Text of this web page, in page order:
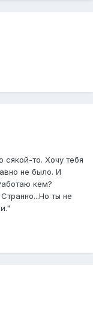
сякой-то. Хочу тебя
не было. И
кем?
ты не